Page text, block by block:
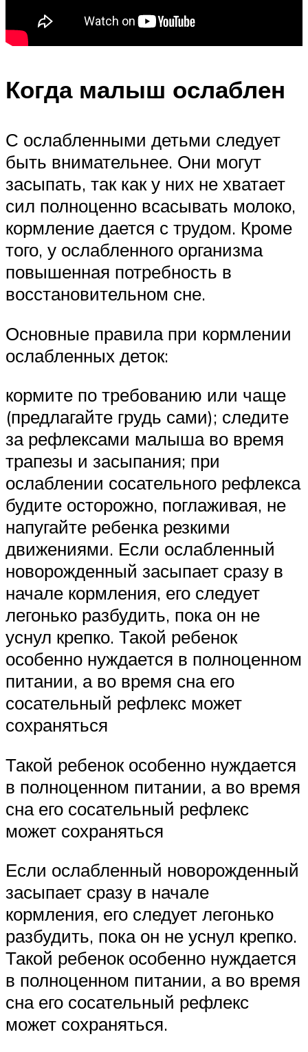
Когда малыш ослаблен
С ослабленными детьми следует
быть внимательнее. Они могут
засыпать, так как у них не хватает
сил полноценно всасывать молоко,
кормление дается с трудом. Кроме
того, у ослабленного организма
повышенная потребность в
восстановительном сне.
Основные правила при кормлении
ослабленных деток:
кормите по требованию или чаще
(предлагайте грудь сами); следите
за рефлексами малыша во время
трапезы и засыпания; при
ослаблении сосательного рефлекса
будите осторожно, поглаживая, не
напугайте ребенка резкими
движениями. Если ослабленный
новорожденный засыпает сразу в
начале кормления, его следует
легонько разбудить, пока он не
уснул крепко. Такой ребенок
особенно нуждается в полноценном
питании, а во время сна его
сосательный рефлекс может
сохраняться
Такой ребенок особенно нуждается
в полноценном питании, а во время
сна его сосательный рефлекс
может сохраняться
Если ослабленный новорожденный
засыпает сразу в начале
кормления, его следует легонько
разбудить, пока он не уснул крепко.
Такой ребенок особенно нуждается
в полноценном питании, а во время
сна его сосательный рефлекс
может сохраняться.